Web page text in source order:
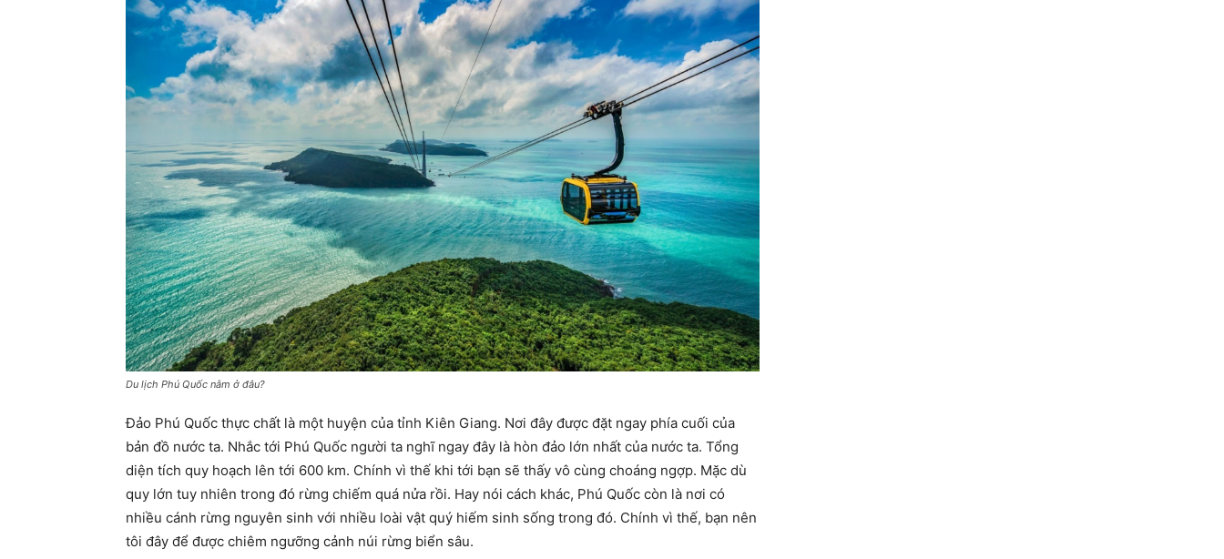
Du lịch Phú Quốc nằm ở đâu?
Đảo Phú Quốc thực chất là một huyện của tỉnh Kiên Giang. Nơi đây được đặt ngay phía cuối của
bản đồ nước ta. Nhắc tới Phú Quốc người ta nghĩ ngay đây là hòn đảo lớn nhất của nước ta. Tổng
diện tích quy hoạch lên tới 600 km. Chính vì thế khi tới bạn sẽ thấy vô cùng choáng ngợp. Mặc dù
quy lớn tuy nhiên trong đó rừng chiếm quá nửa rồi. Hay nói cách khác, Phú Quốc còn là nơi có
nhiều cánh rừng nguyên sinh với nhiều loài vật quý hiếm sinh sống trong đó. Chính vì thế, bạn nên
tôi đây để được chiêm ngưỡng cảnh núi rừng biển sâu.